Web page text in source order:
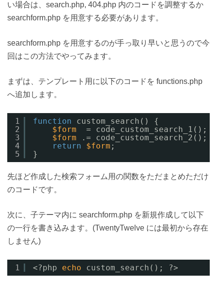
い場合は、search.php, 404.php 内のコードを調整するか
searchform.php を用意する必要があります。
searchform.php を用意するのが手っ取り早いと思うので今
回はこの方法でやってみます。
まずは、テンプレート用に以下のコードを functions.php
へ追加します。
1
2
3
4
5
function
custom_search() {
$form
= code_custom_search_1();
$form
.= code_custom_search_2();
return
$form ;
}
先ほど作成した検索フォーム用の関数をただまとめただけ
のコードです。
次に、子テーマ内に searchform.php を新規作成して以下
の一行を書き込みます。(TwentyTwelve には最初から存在
しません)
1 <?php echo custom_search(); ?>